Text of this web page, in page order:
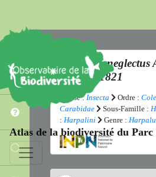
Atlas de la biodiversité du
Harpalus neglectus
Serville, 1821
Classe :Insecta Ordre :
Carabidae
Sous-Famille :
: Harpalini Genre :